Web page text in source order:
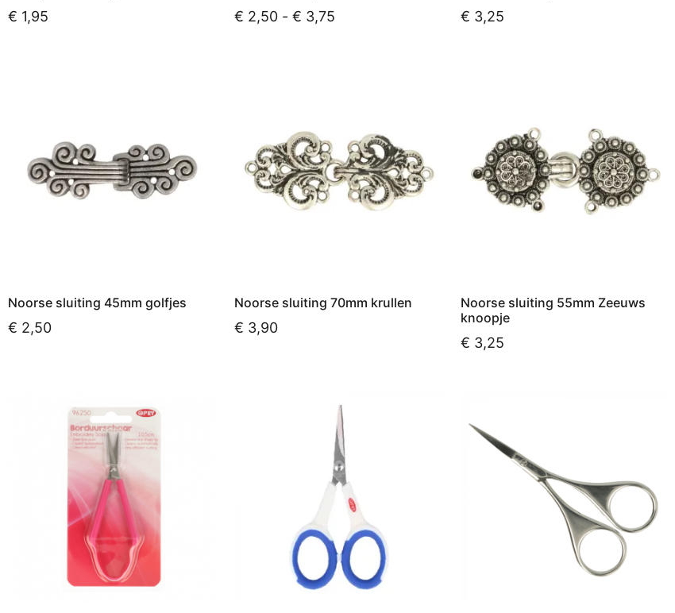
€ 1,95 € 2,50 - € 3,75 € 3,25
Noorse sluiting 45mm golfjes
€ 2,50
Noorse sluiting 70mm krullen
€ 3,90
Noorse sluiting 55mm Zeeuws
knoopje
€ 3,25